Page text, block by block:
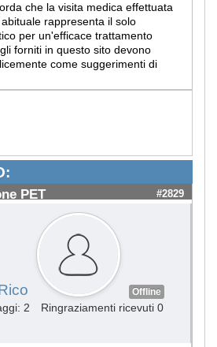
che la visita medica effettuata
rappresenta il solo
per un'efficace trattamento
forniti in questo sito devono
come suggerimenti di
PET #2829
Offline
2 Ringraziamenti ricevuti 0